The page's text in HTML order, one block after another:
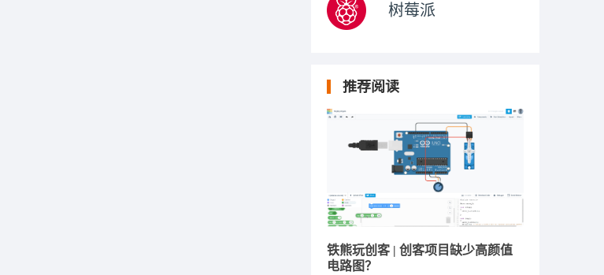
树莓派
推荐阅读
铁熊玩创客 | 创客项目缺少高颜值
电路图？